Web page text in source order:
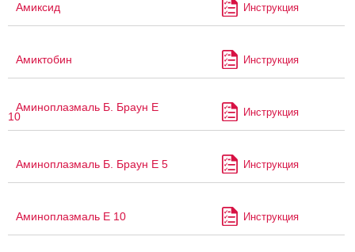
Амиксид Инструкция
Амиктобин Инструкция
Аминоплазмаль Б. Браун Е
10 Инструкция
Аминоплазмаль Б. Браун Е 5 Инструкция
Аминоплазмаль Е 10 Инструкция